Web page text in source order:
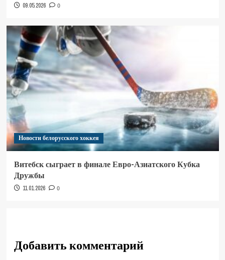
09.05.2026 0
Новости белорусского хоккея
Витебск сыграет в финале Евро-Азиатского Кубка
Дружбы
11.01.2026 0
Добавить комментарий